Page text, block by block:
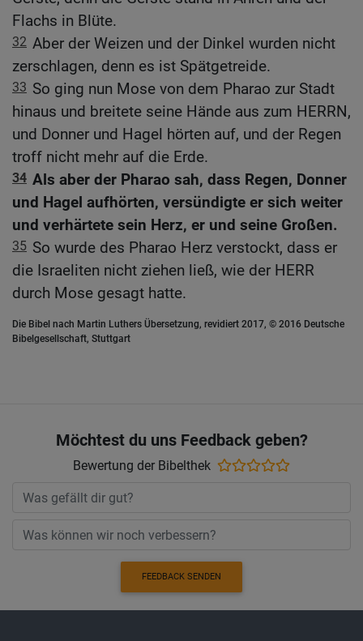
Flachs in Blüte.
32 Aber der Weizen und der Dinkel wurden nicht
zerschlagen, denn es ist Spätgetreide.
33 So ging nun Mose von dem Pharao zur Stadt
hinaus und breitete seine Hände aus zum HERRN,
und Donner und Hagel hörten auf, und der Regen
troff nicht mehr auf die Erde.
34 Als aber der Pharao sah, dass Regen, Donner
und Hagel aufhörten, versündigte er sich weiter
und verhärtete sein Herz, er und seine Großen.
35 So wurde des Pharao Herz verstockt, dass er
die Israeliten nicht ziehen ließ, wie der HERR
durch Mose gesagt hatte.
Die Bibel nach Martin Luthers Übersetzung, revidiert 2017, © 2016 Deutsche
Bibelgesellschaft, Stuttgart
Möchtest du uns Feedback geben?
Bewertung der Bibelthek
FEEDBACK SENDEN